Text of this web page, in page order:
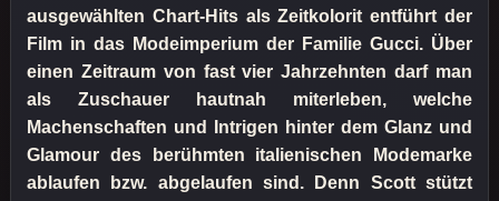
ausgewählten Chart-Hits als Zeitkolorit entführt der
Film in das Modeimperium der Familie Gucci. Über
einen Zeitraum von fast vier Jahrzehnten darf man
als Zuschauer hautnah miterleben, welche
Machenschaften und Intrigen hinter dem Glanz und
Glamour des berühmten italienischen Modemarke
ablaufen bzw. abgelaufen sind. Denn Scott stützt